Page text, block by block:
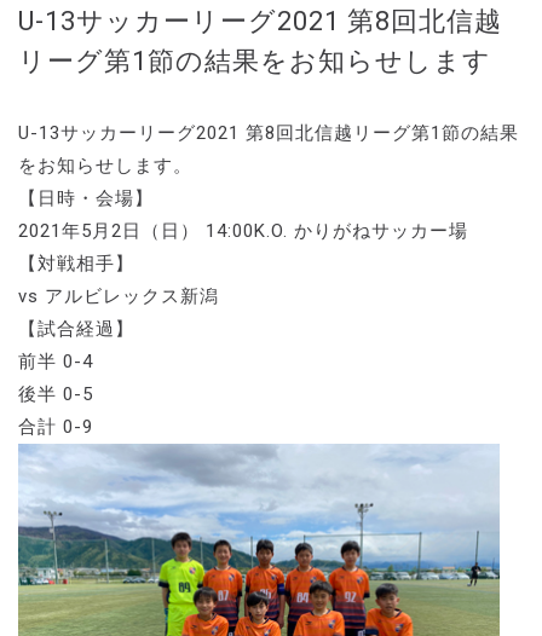
U-13サッカーリーグ2021 第8回北信越
リーグ第1節の結果をお知らせします
U-13サッカーリーグ2021 第8回北信越リーグ第1節の結果
をお知らせします。
【日時・会場】
2021年5月2日（日） 14:00K.O. かりがねサッカー場
【対戦相手】
vs アルビレックス新潟
【試合経過】
前半 0-4
後半 0-5
合計 0-9